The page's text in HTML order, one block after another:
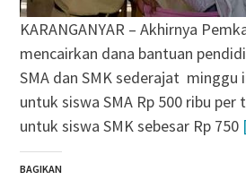
KARANGANYAR – Akhirnya
mencairkan dana bantuan
SMA dan SMK sederajat minggu
untuk siswa SMA Rp 500 ribu per
untuk siswa SMK sebesar Rp 750
BAGIKAN